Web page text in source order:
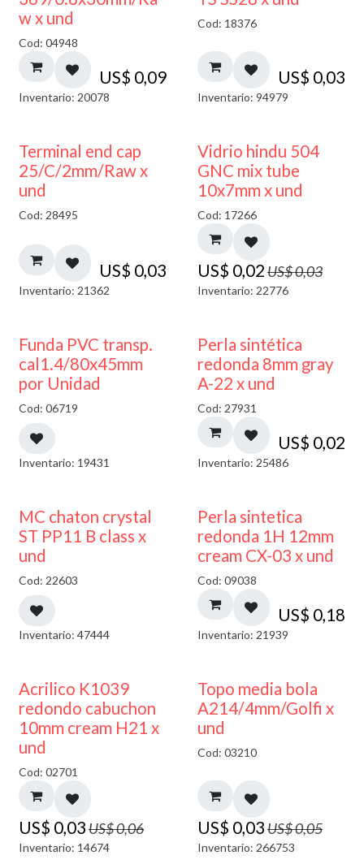
w x und
Cod: 04948
US$ 0,09
Inventario: 20078
Cod: 18376
US$ 0,03
Inventario: 94979
Terminal end cap
25/C/2mm/Raw x
und
Cod: 28495
US$ 0,03
Inventario: 21362
40% DESCUENTO
Vidrio hindu 504
GNC mix tube
10x7mm x und
Cod: 17266
US$ 0,02US$0,03
Inventario: 22776
Funda PVC transp.
cal1.4/80x45mm
por Unidad
Cod: 06719
Inventario: 19431
Perla sintética
redonda 8mm gray
A-22 x und
Cod: 27931
US$ 0,02
Inventario: 25486
MC chaton crystal
ST PP11 B class x
und
Cod: 22603
Inventario: 47444
Perla sintetica
redonda 1H 12mm
cream CX-03 x und
Cod: 09038
US$ 0,18
Inventario: 21939
50% DESCUENTO
Acrilico K1039
redondo cabuchon
10mm cream H21 x
und
Cod: 02701
US$ 0,03US$0,06
Inventario: 14674
40% DESCUENTO
Topo media bola
A214/4mm/Golfi x
und
Cod: 03210
US$ 0,03US$0,05
Inventario: 266753